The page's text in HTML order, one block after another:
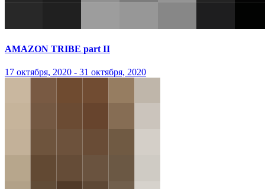
AMAZON TRIBE part II
17 октября, 2020 - 31 октября, 2020